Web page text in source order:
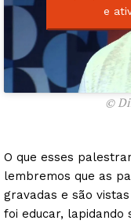
e
©
O que esses
lembremos que as
gravadas e são
foi educar, lapidando